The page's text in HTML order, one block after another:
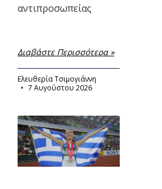
αντιπροσωπείας
Διαβάστε Περισσότερα »
Ελευθερία Τσιμογιάννη
7 Αυγούστου 2026